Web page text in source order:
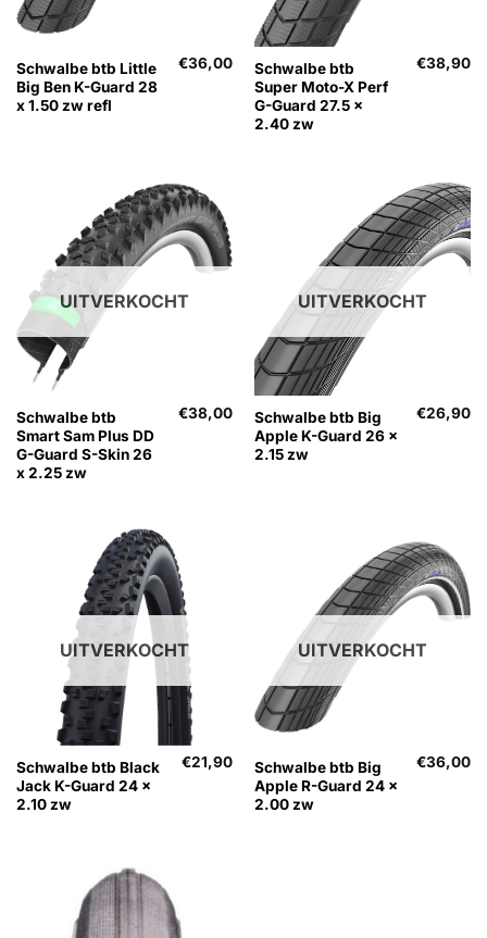
Schwalbe btb Little
Big Ben K-Guard 28
x 1.50 zw refl
€36,00
Schwalbe btb
Super Moto-X Perf
G-Guard 27.5 x
2.40 zw
€38,90
UITVERKOCHT
Schwalbe btb
Smart Sam Plus DD
G-Guard S-Skin 26
x 2.25 zw
€38,00
UITVERKOCHT
Schwalbe btb Big
Apple K-Guard 26 x
2.15 zw
€26,90
UITVERKOCHT
Schwalbe btb Black
Jack K-Guard 24 x
2.10 zw
€21,90
UITVERKOCHT
Schwalbe btb Big
Apple R-Guard 24 x
2.00 zw
€36,00